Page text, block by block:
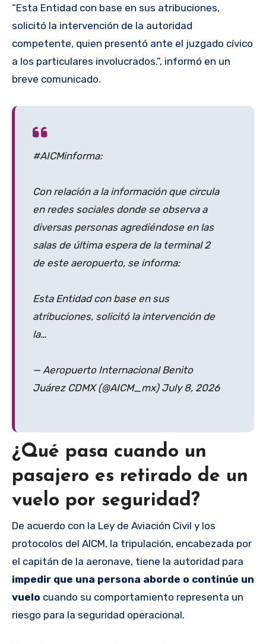
“Esta Entidad con base en sus atribuciones,
solicitó la intervención de la autoridad
competente, quien presentó ante el juzgado cívico
a los particulares involucrados.”, informó en un
breve comunicado.
#AICMinforma:
Con relación a la información que circula
en redes sociales donde se observa a
diversas personas agrediéndose en las
salas de última espera de la terminal 2
de este aeropuerto, se informa:
Esta Entidad con base en sus
atribuciones, solicitó la intervención de
la…
— Aeropuerto Internacional Benito
Juárez CDMX (@AICM_mx) July 8, 2026
¿Qué pasa cuando un
pasajero es retirado de un
vuelo por seguridad?
De acuerdo con la Ley de Aviación Civil y los
protocolos del AICM, la tripulación, encabezada por
el capitán de la aeronave, tiene la autoridad para
impedir que una persona aborde o continúe un
vuelo cuando su comportamiento representa un
riesgo para la seguridad operacional.